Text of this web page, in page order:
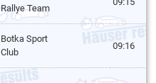
Rallye Team
Botka Sport
Club
09:16